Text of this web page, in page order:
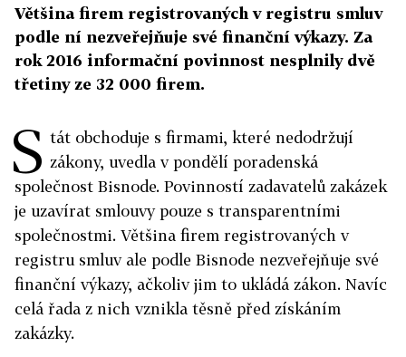
Většina firem registrovaných v registru smluv
podle ní nezveřejňuje své finanční výkazy. Za
rok 2016 informační povinnost nesplnily dvě
třetiny ze 32 000 firem.
S tát obchoduje s firmami, které nedodržují
zákony, uvedla v pondělí poradenská
společnost Bisnode. Povinností zadavatelů zakázek
je uzavírat smlouvy pouze s transparentními
společnostmi. Většina firem registrovaných v
registru smluv ale podle Bisnode nezveřejňuje své
finanční výkazy, ačkoliv jim to ukládá zákon. Navíc
celá řada z nich vznikla těsně před získáním
zakázky.